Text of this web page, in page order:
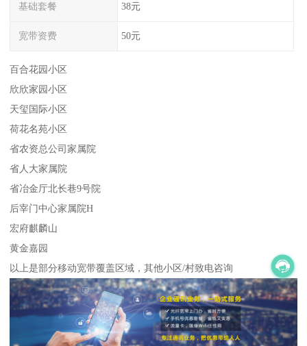
基础套餐 38元
宽带资费 50元
百合花园小区
欣欣家园小区
天玺国际小区
荷花名苑小区
省农资总公司家属院
省人大家属院
省冶金厅北长巷9号院
后宰门中心家属院H
宏府麒麟山
黄金嘉园
以上是部分移动宽带覆盖区域，其他小区/村致电咨询